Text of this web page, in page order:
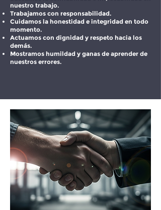
nuestro trabajo.
Trabajamos con responsabilidad.
Cuidamos la honestidad e integridad en todo
momento.
Actuamos con dignidad y respeto hacia los
demás.
Mostramos humildad y ganas de aprender de
nuestros errores.